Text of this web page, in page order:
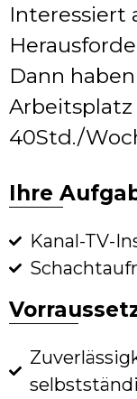
Interessiert
Dann
40Std./
Ihre
Kanal-TV-